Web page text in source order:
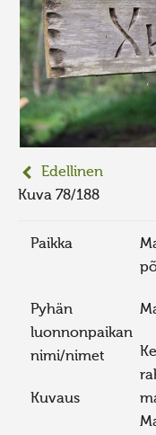
Edellinen
Kuva 78/188
Paikka
Pyhän
luonnonpaikan
nimi/nimet
Kuvaus